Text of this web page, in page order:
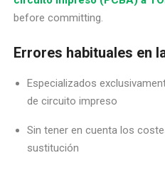
before committing.
Errores habituales en
Especializados
de circuito impreso
Sin tener en cuenta los
sustitución